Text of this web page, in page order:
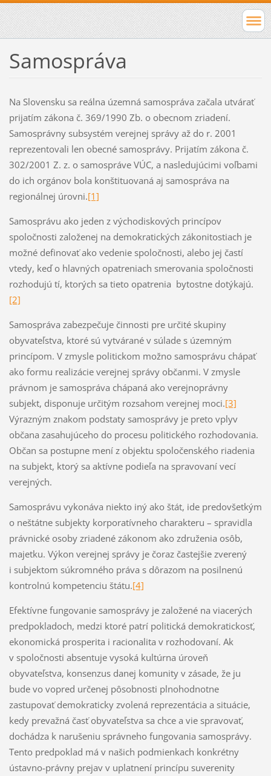
Samospráva
Na Slovensku sa reálna územná samospráva začala utvárať
prijatím zákona č. 369/1990 Zb. o obecnom zriadení.
Samosprávny subsystém verejnej správy až do r. 2001
reprezentovali len obecné samosprávy. Prijatím zákona č.
302/2001 Z. z. o samospráve VÚC, a nasledujúcimi voľbami
do ich orgánov bola konštituovaná aj samospráva na
regionálnej úrovni.[1]
Samosprávu ako jeden z východiskových princípov
spoločnosti založenej na demokratických zákonitostiach je
možné definovať ako vedenie spoločnosti, alebo jej častí
vtedy, keď o hlavných opatreniach smerovania spoločnosti
rozhodujú tí, ktorých sa tieto opatrenia bytostne dotýkajú.
[2]
Samospráva zabezpečuje činnosti pre určité skupiny
obyvateľstva, ktoré sú vytvárané v súlade s územným
princípom. V zmysle politickom možno samosprávu chápať
ako formu realizácie verejnej správy občanmi. V zmysle
právnom je samospráva chápaná ako verejnoprávny
subjekt, disponuje určitým rozsahom verejnej moci.[3]
Výrazným znakom podstaty samosprávy je preto vplyv
občana zasahujúceho do procesu politického rozhodovania.
Občan sa postupne mení z objektu spoločenského riadenia
na subjekt, ktorý sa aktívne podieľa na spravovaní vecí
verejných.
Samosprávu vykonáva niekto iný ako štát, ide predovšetkým
o neštátne subjekty korporatívneho charakteru – spravidla
právnické osoby zriadené zákonom ako združenia osôb,
majetku. Výkon verejnej správy je čoraz častejšie zverený
i subjektom súkromného práva s dôrazom na posilnenú
kontrolnú kompetenciu štátu.[4]
Efektívne fungovanie samosprávy je založené na viacerých
predpokladoch, medzi ktoré patrí politická demokratickosť,
ekonomická prosperita i racionalita v rozhodovaní. Ak
v spoločnosti absentuje vysoká kultúrna úroveň
obyvateľstva, konsenzus danej komunity v zásade, že ju
bude vo vopred určenej pôsobnosti plnohodnotne
zastupovať demokraticky zvolená reprezentácia a situácie,
kedy prevažná časť obyvateľstva sa chce a vie spravovať,
dochádza k narušeniu správneho fungovania samosprávy.
Tento predpoklad má v našich podmienkach konkrétny
ústavno-právny prejav v uplatnení princípu suverenity